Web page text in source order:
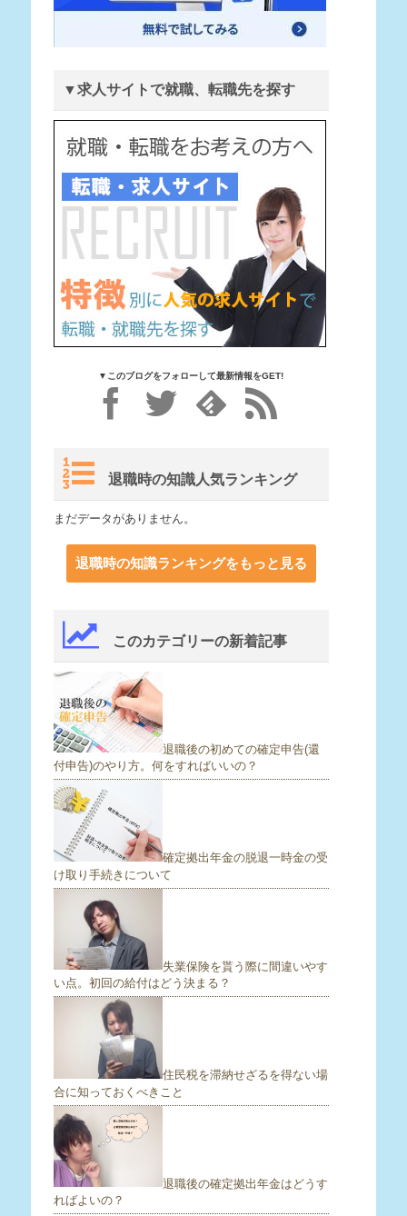
▼求人サイトで就職、転職先を探す
▼このブログをフォローして最新情報をGET!
退職時の知識人気ランキング
まだデータがありません。
退職時の知識ランキングをもっと見る
このカテゴリーの新着記事
退職後の初めての確定申告(還
付申告)のやり方。何をすればいいの？
確定拠出年金の脱退一時金の受
け取り手続きについて
失業保険を貰う際に間違いやす
い点。初回の給付はどう決まる？
住民税を滞納せざるを得ない場
合に知っておくべきこと
退職後の確定拠出年金はどうす
ればよいの？